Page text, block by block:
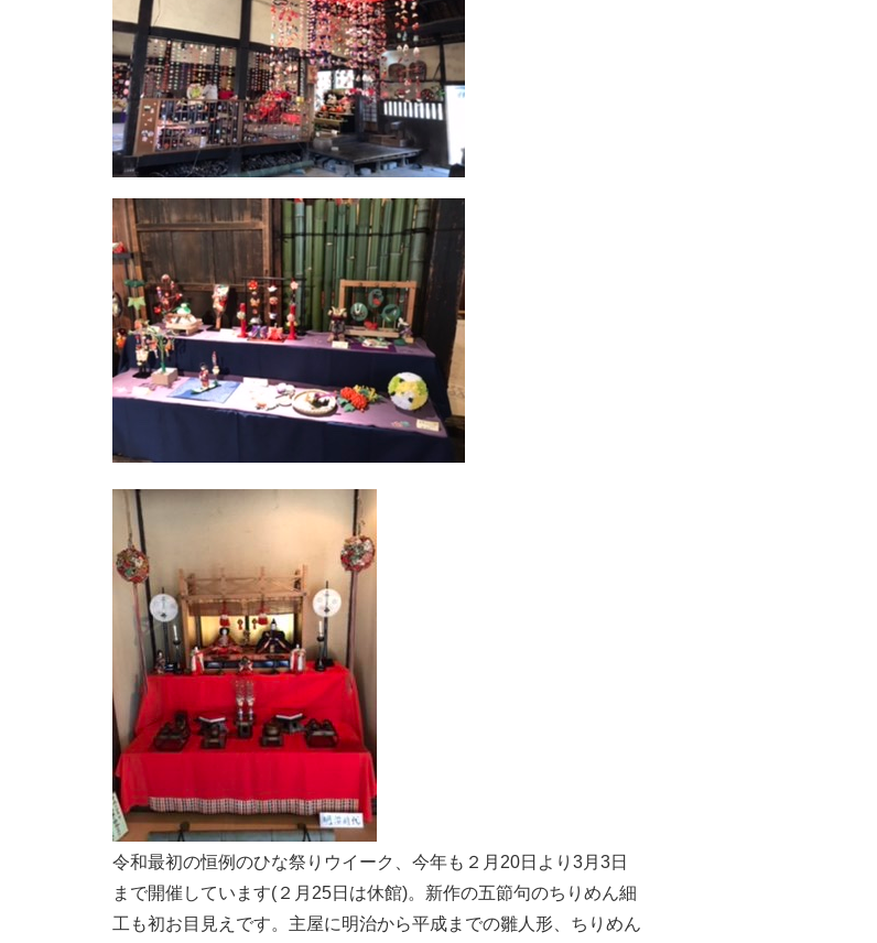
令和最初の恒例のひな祭りウイーク、今年も２月20日より3月3日
まで開催しています(２月25日は休館)。新作の五節句のちりめん細
工も初お目見えです。主屋に明治から平成までの雛人形、ちりめん